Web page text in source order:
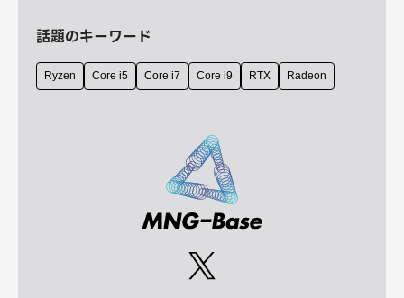
話題のキーワード
Ryzen Core i5 Core i7 Core i9 RTX Radeon